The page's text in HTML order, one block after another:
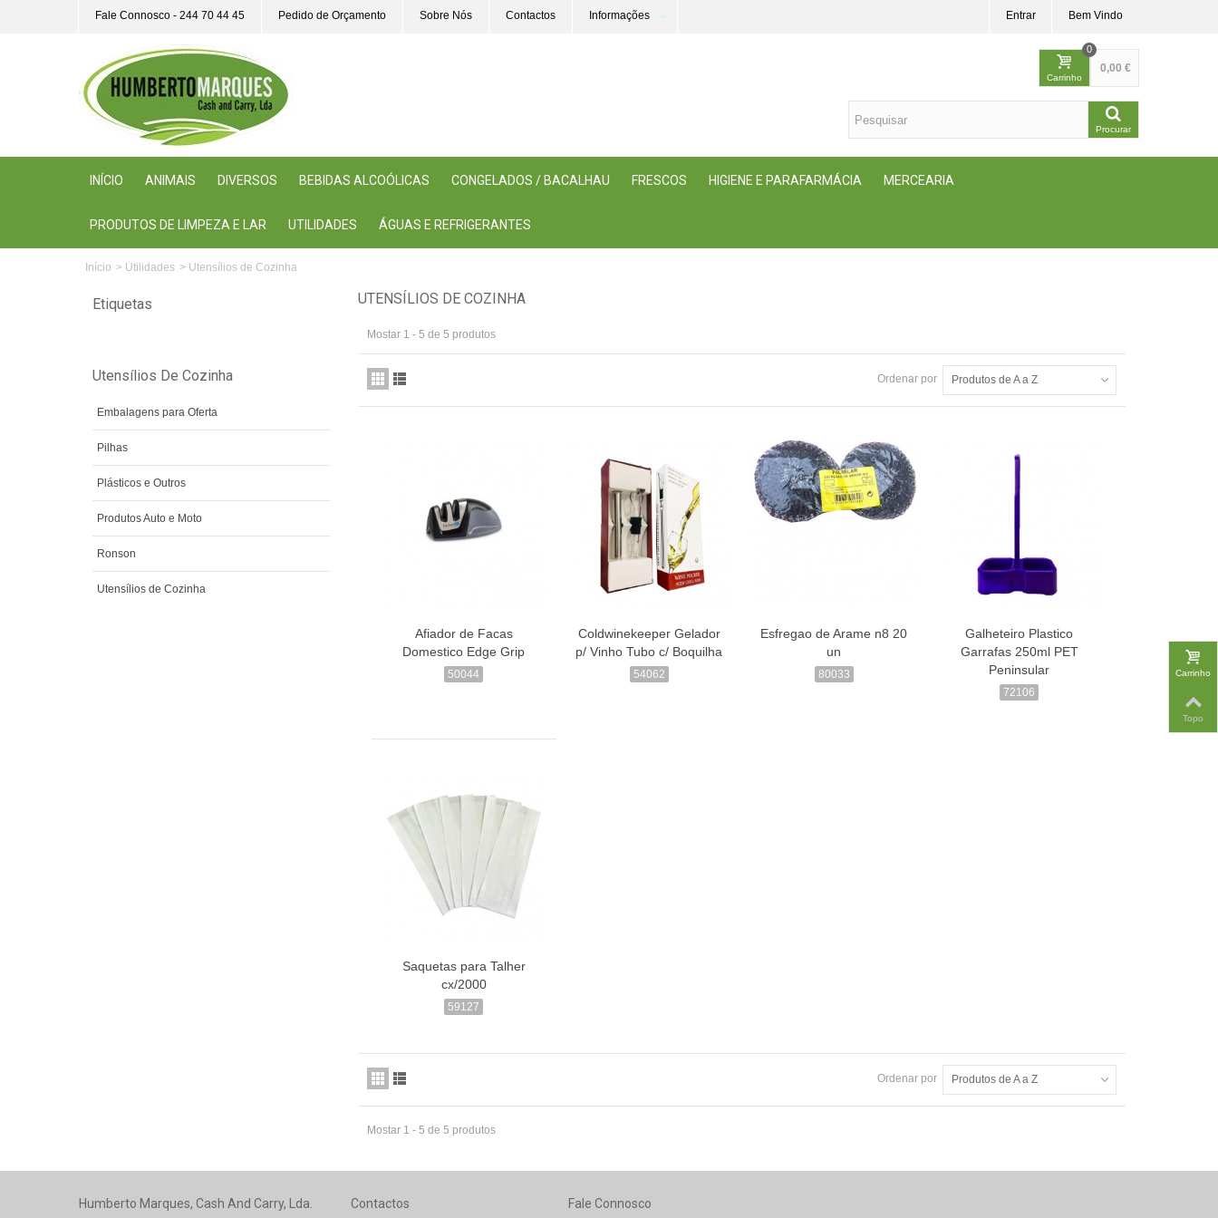
Fale Connosco - 244 70 44 45 Pedido de Orçamento Sobre Nós Contactos Informações Bem Vindo
Entrar
Carrinho
0
0,00 €
Procurar
INÍCIO ANIMAIS DIVERSOS BEBIDAS ALCOÓLICAS CONGELADOS / BACALHAU FRESCOS HIGIENE E PARAFARMÁCIA MERCEARIA
PRODUTOS DE LIMPEZA E LAR UTILIDADES ÁGUAS E REFRIGERANTES
Início > Utilidades > Utensílios de Cozinha
Etiquetas
Utensílios De Cozinha
Embalagens para Oferta
Pilhas
Plásticos e Outros
Produtos Auto e Moto
Ronson
Utensílios de Cozinha
UTENSÍLIOS DE COZINHA
Mostar 1 - 5 de 5 produtos
Ordenar por Produtos de A a Z
Afiador de Facas
Domestico Edge Grip
50044
Coldwinekeeper Gelador
p/ Vinho Tubo c/ Boquilha
54062
Esfregao de Arame n8 20
un
80033
Galheteiro Plastico
Garrafas 250ml PET
Peninsular
72106
Saquetas para Talher
cx/2000
59127
Ordenar por Produtos de A a Z
Mostar 1 - 5 de 5 produtos
Humberto Marques, Cash And Carry, Lda. Contactos Fale Connosco
Carrinho
Topo